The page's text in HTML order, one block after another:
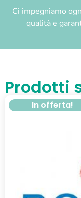
Ci impegniamo
qualità e
Prodotti
In offerta!